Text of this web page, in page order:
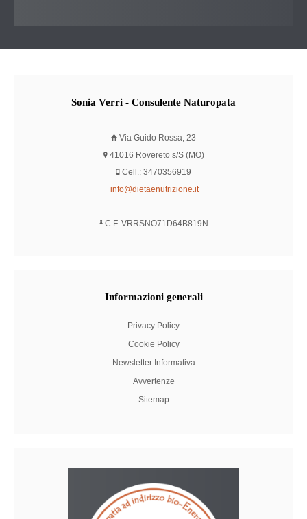
Sonia Verri - Consulente Naturopata
Via Guido Rossa, 23
41016 Rovereto s/S (MO)
Cell.: 3470356919
info@dietaenutrizione.it
C.F. VRRSNO71D64B819N
Informazioni generali
Privacy Policy
Cookie Policy
Newsletter Informativa
Avvertenze
Sitemap